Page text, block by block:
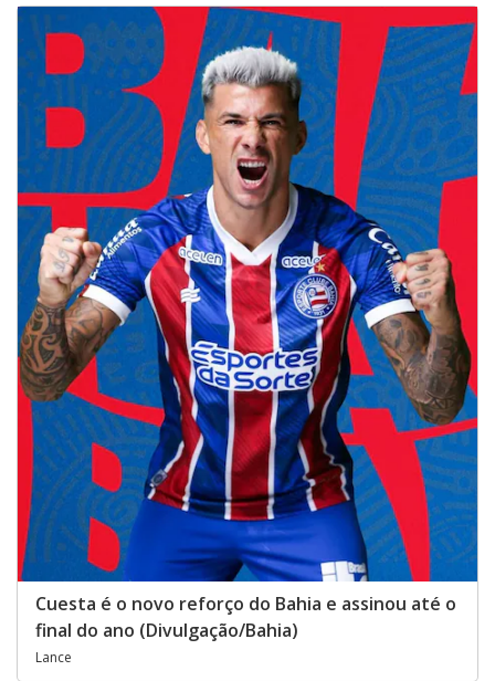
Cuesta é o novo reforço do Bahia e assinou até o
final do ano (Divulgação/Bahia)
Lance